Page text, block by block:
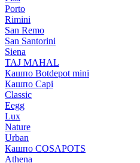
Porto
Rimini
San Remo
San Santorini
Siena
TAJ MAHAL
Кашпо Botdepot mini
Кашпо Capi
Classic
Eegg
Lux
Nature
Urban
Кашпо COSAPOTS
Athena